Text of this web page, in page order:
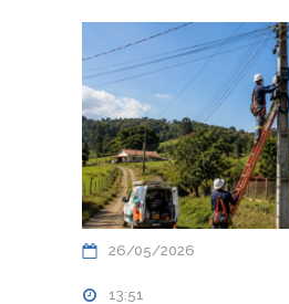
26/05/2026
13:51